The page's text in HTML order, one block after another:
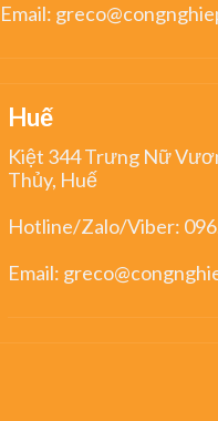
Email:
Huế
Kiệt 344 Trưng Nữ
Thủy, Huế
Hotline/Zalo/Viber:
Email: